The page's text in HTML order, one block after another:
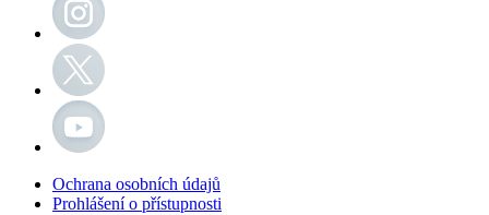
Ochrana osobních údajů
Prohlášení o přístupnosti